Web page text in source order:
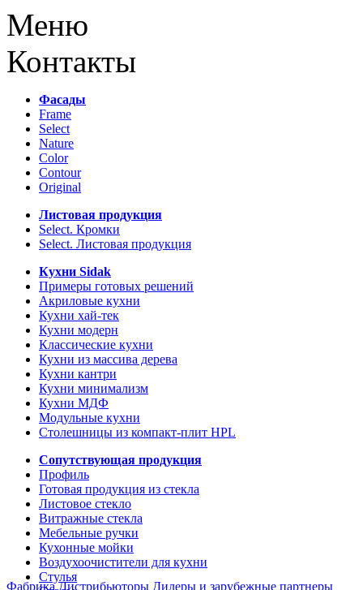
Меню
Контакты
Фасады
Frame
Select
Nature
Color
Contour
Original
Листовая продукция
Select. Кромки
Select. Листовая продукция
Кухни Sidak
Примеры готовых решений
Акриловые кухни
Кухни хай-тек
Кухни модерн
Классические кухни
Кухни из массива дерева
Кухни кантри
Кухни минимализм
Кухни МДФ
Модульные кухни
Столешницы из компакт-плит HPL
Сопутствующая продукция
Профиль
Готовая продукция из стекла
Листовое стекло
Витражные стекла
Мебельные ручки
Кухонные мойки
Воздухоочистители для кухни
Стулья
Фабрика Дистрибьюторы Дилеры и зарубежные партнеры